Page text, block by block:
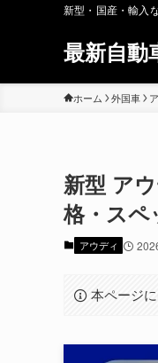
新型・国産・輸入
最新自動
ホーム 外国車
新型 ア
格・スペ
アウディ
本ページ